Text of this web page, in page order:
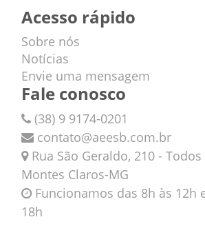
Acesso rápido
Sobre nós
Notícias
Envie uma mensagem
Fale conosco
(38) 9 9174-0201
contato@aeesb.com.br
Rua São Geraldo, 210 - Todos
Montes Claros-MG
Funcionamos das 8h às 12h
18h